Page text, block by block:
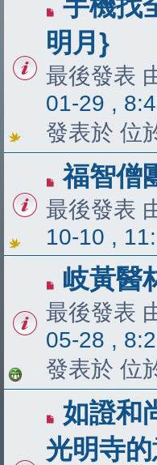
手機找
明月}
最後發表
01-29 ,
發表於 位
福智僧
最後發表
10-10 ,
岐黃醫
最後發表
05-28 ,
發表於 位
如證和
光明寺